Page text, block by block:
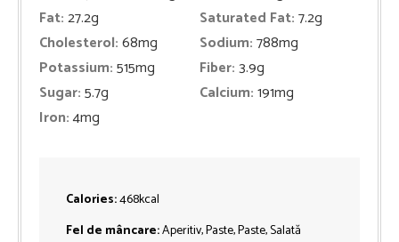
Fat:27.2g Saturated Fat:7.2g
Cholesterol:68mg Sodium:788mg
Potassium:515mg Fiber:3.9g
Sugar:5.7g Calcium:191mg
Iron:4mg
Calories:468kcal
Fel de mâncare:Aperitiv, Paste, Paste, Salată